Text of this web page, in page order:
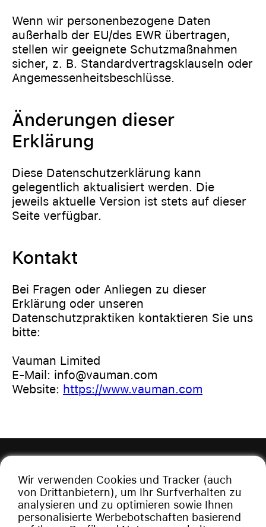
Wenn wir personenbezogene Daten
außerhalb der EU/des EWR übertragen,
stellen wir geeignete Schutzmaßnahmen
sicher, z. B. Standardvertragsklauseln oder
Angemessenheitsbeschlüsse.
Änderungen dieser
Erklärung
Diese Datenschutzerklärung kann
gelegentlich aktualisiert werden. Die
jeweils aktuelle Version ist stets auf dieser
Seite verfügbar.
Kontakt
Bei Fragen oder Anliegen zu dieser
Erklärung oder unseren
Datenschutzpraktiken kontaktieren Sie uns
bitte:
Vauman Limited
E-Mail: info@vauman.com
Website: https://www.vauman.com
Wir verwenden Cookies und Tracker (auch
von Drittanbietern), um Ihr Surfverhalten zu
analysieren und zu optimieren sowie Ihnen
personalisierte Werbebotschaften basierend